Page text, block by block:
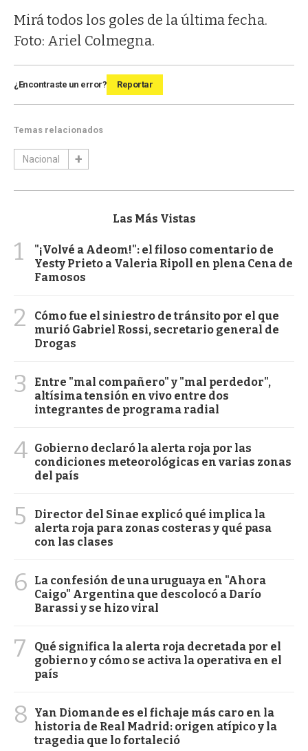
Mirá todos los goles de la última fecha.
Foto: Ariel Colmegna.
¿Encontraste un error? Reportar
Temas relacionados
Nacional
Las Más Vistas
1
"¡Volvé a Adeom!": el filoso comentario de
Yesty Prieto a Valeria Ripoll en plena Cena de
Famosos
2
Cómo fue el siniestro de tránsito por el que
murió Gabriel Rossi, secretario general de
Drogas
3
Entre "mal compañero" y "mal perdedor",
altísima tensión en vivo entre dos
integrantes de programa radial
4 Gobierno declaró la alerta roja por las
condiciones meteorológicas en varias zonas
del país
5
Director del Sinae explicó qué implica la
alerta roja para zonas costeras y qué pasa
con las clases
6
La confesión de una uruguaya en "Ahora
Caigo" Argentina que descolocó a Darío
Barassi y se hizo viral
7
Qué significa la alerta roja decretada por el
gobierno y cómo se activa la operativa en el
país
8
Yan Diomande es el fichaje más caro en la
historia de Real Madrid: origen atípico y la
tragedia que lo fortaleció